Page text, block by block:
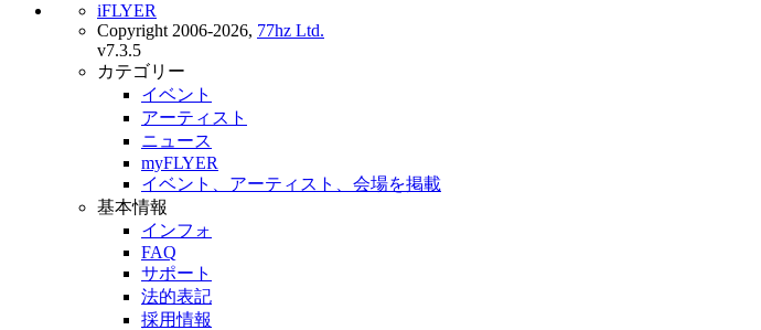
iFLYER
Copyright 2006-2026, 77hz Ltd.
v7.3.5
カテゴリー
イベント
アーティスト
ニュース
myFLYER
イベント、アーティスト、会場を掲載
基本情報
インフォ
FAQ
サポート
法的表記
採用情報